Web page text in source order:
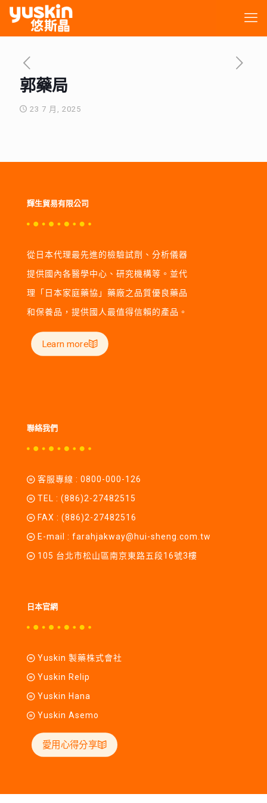
郭藥局
23 7 月, 2025
輝生貿易有限公司
從日本代理最先進的檢驗試劑、分析儀器
提供國內各醫學中心、研究機構等。並代
理「日本家庭藥協」藥廠之品質優良藥品
和保養品，提供國人最值得信賴的產品。
Learn more
聯絡我們
客服專線 : 0800-000-126
TEL : (886)2-27482515
FAX : (886)2-27482516
E-mail : farahjakway@hui-sheng.com.tw
105 台北市松山區南京東路五段16號3樓
日本官網
Yuskin 製藥株式會社
Yuskin Relip
Yuskin Hana
Yuskin Asemo
愛用心得分享